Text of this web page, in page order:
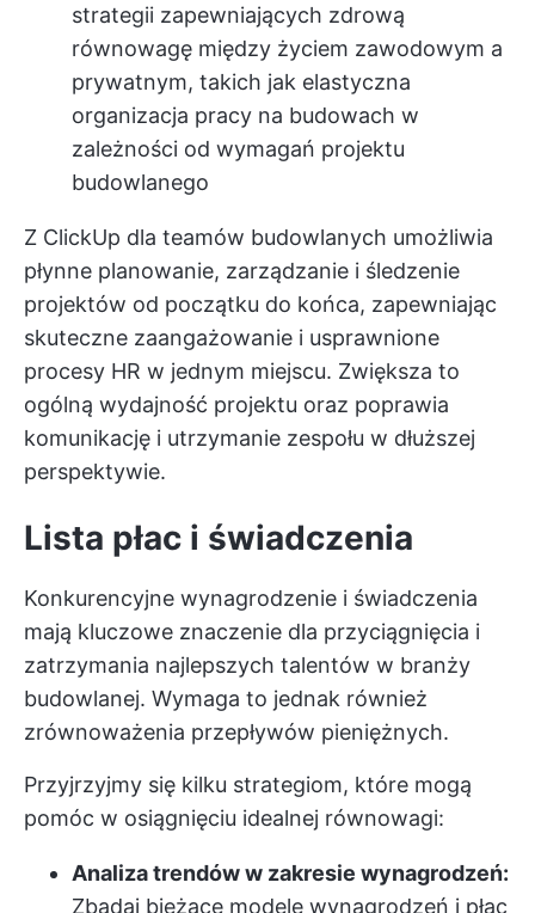
strategii zapewniających zdrową
równowagę między życiem zawodowym a
prywatnym, takich jak elastyczna
organizacja pracy na budowach w
zależności od wymagań projektu
budowlanego
Z ClickUp dla teamów budowlanych umożliwia
płynne planowanie, zarządzanie i śledzenie
projektów od początku do końca, zapewniając
skuteczne zaangażowanie i usprawnione
procesy HR w jednym miejscu. Zwiększa to
ogólną wydajność projektu oraz poprawia
komunikację i utrzymanie zespołu w dłuższej
perspektywie.
Lista płac i świadczenia
Konkurencyjne wynagrodzenie i świadczenia
mają kluczowe znaczenie dla przyciągnięcia i
zatrzymania najlepszych talentów w branży
budowlanej. Wymaga to jednak również
zrównoważenia przepływów pieniężnych.
Przyjrzyjmy się kilku strategiom, które mogą
pomóc w osiągnięciu idealnej równowagi:
Analiza trendów w zakresie wynagrodzeń:
Zbadaj bieżące modele wynagrodzeń i płac